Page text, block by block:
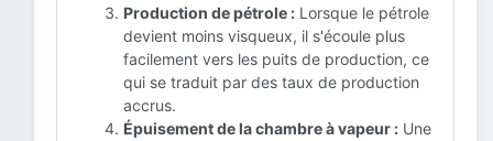
Production de pétrole : Lorsque le pétrole
devient moins visqueux, il s'écoule plus
facilement vers les puits de production, ce
qui se traduit par des taux de production
accrus.
Épuisement de la chambre à vapeur : Une